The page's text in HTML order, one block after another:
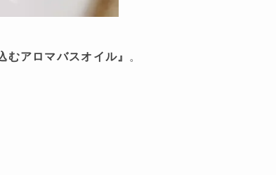
むアロマバスオイル』 。